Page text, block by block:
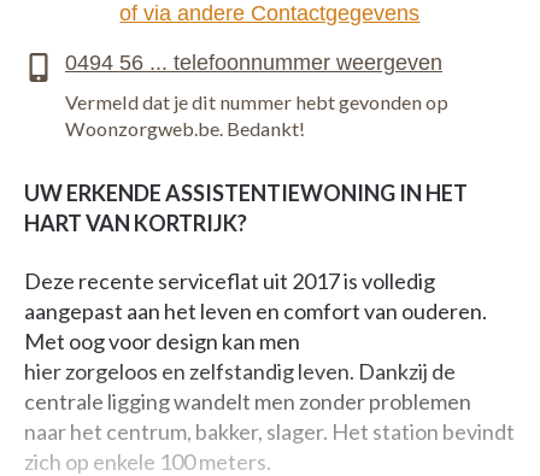
UW ERKENDE ASSISTENTIEWONING IN HET
HART VAN KORTRIJK?
Deze recente serviceflat uit 2017 is volledig
aangepast aan het leven en comfort van ouderen.
Met oog voor design kan men
hier zorgeloos en zelfstandig leven. Dankzij de
centrale ligging wandelt men zonder problemen
naar het centrum, bakker, slager. Het station bevindt
zich op enkele 100 meters.
of via andere Contactgegevens
Vermeld dat je dit nummer hebt gevonden op
Woonzorgweb.be. Bedankt!